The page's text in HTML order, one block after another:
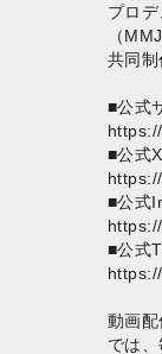
プロ
（
共同
■公式
■公式X
■公式
■公式
動画配
では